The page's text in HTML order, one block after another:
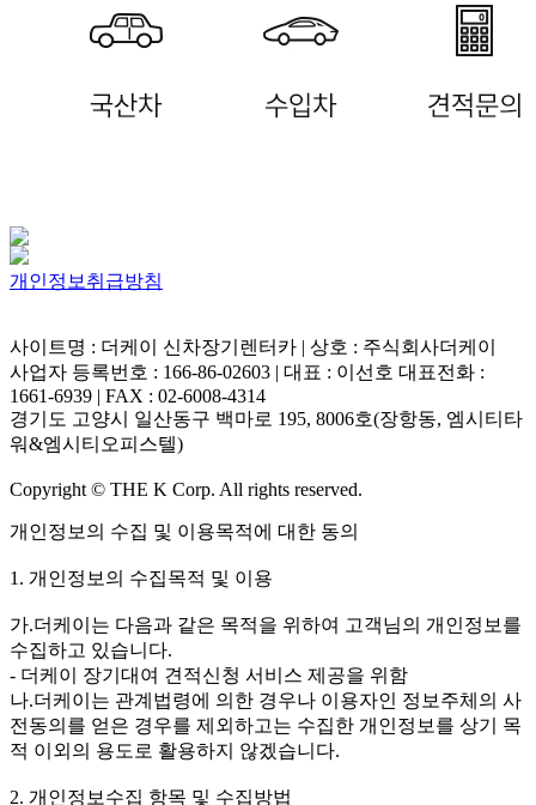
개인정보취급방침
사이트명 : 더케이 신차장기렌터카 | 상호 : 주식회사더케이
사업자 등록번호 : 166-86-02603 | 대표 : 이선호 대표전화 :
1661-6939 | FAX : 02-6008-4314
경기도 고양시 일산동구 백마로 195, 8006호(장항동, 엠시티타
워&엠시티오피스텔)
Copyright © THE K Corp. All rights reserved.
개인정보의 수집 및 이용목적에 대한 동의
1. 개인정보의 수집목적 및 이용
가.더케이는 다음과 같은 목적을 위하여 고객님의 개인정보를
수집하고 있습니다.
- 더케이 장기대여 견적신청 서비스 제공을 위함
나.더케이는 관계법령에 의한 경우나 이용자인 정보주체의 사
전동의를 얻은 경우를 제외하고는 수집한 개인정보를 상기 목
적 이외의 용도로 활용하지 않겠습니다.
2. 개인정보수집 항목 및 수집방법